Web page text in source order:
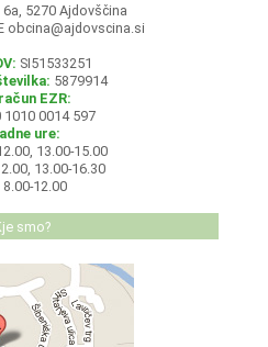
5270 Ajdovščina
obcina@ajdovscina.si
SI51533251
5879914
EZR:
1010 0014 597
ure:
13.00-15.00
13.00-16.30
8.00-12.00
smo?